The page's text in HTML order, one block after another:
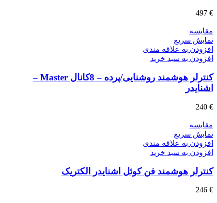
497 €
مقايسه
نمایش سریع
افزودن به علاقه مندی
افزودن به سبد خرید
کنترلر هوشمند روشنایی/پرده – 8کانال Master –
اشنایدر
240 €
مقايسه
نمایش سریع
افزودن به علاقه مندی
افزودن به سبد خرید
کنترلر هوشمند فن کوئل اشنایدر الکتریک
246 €